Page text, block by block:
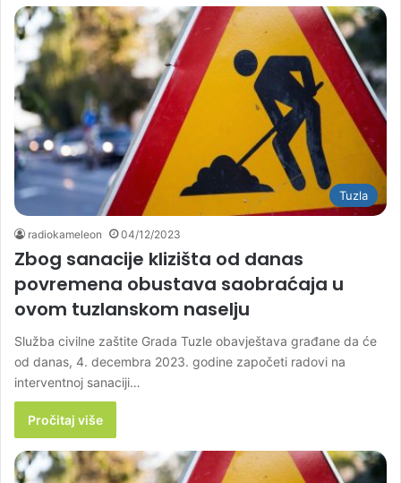
Tuzla
radiokameleon 04/12/2023
Zbog sanacije klizišta od danas
povremena obustava saobraćaja u
ovom tuzlanskom naselju
Služba civilne zaštite Grada Tuzle obavještava građane da će
od danas, 4. decembra 2023. godine započeti radovi na
interventnoj sanaciji…
Pročitaj više